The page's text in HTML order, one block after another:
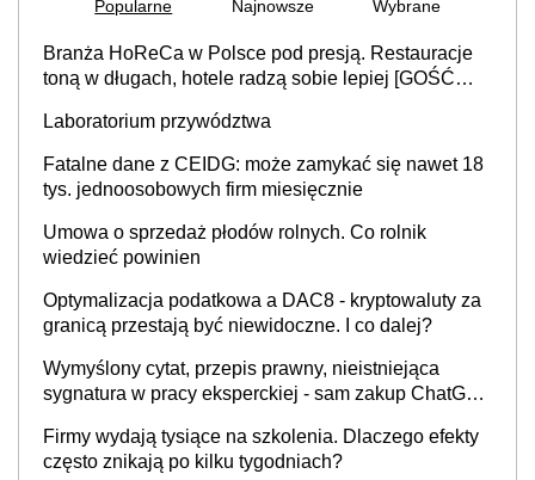
Popularne Najnowsze Wybrane
Branża HoReCa w Polsce pod presją. Restauracje
toną w długach, hotele radzą sobie lepiej [GOŚĆ
Laboratorium przywództwa
Fatalne dane z CEIDG: może zamykać się nawet 18
tys. jednoosobowych firm miesięcznie
Umowa o sprzedaż płodów rolnych. Co rolnik
wiedzieć powinien
Optymalizacja podatkowa a DAC8 - kryptowaluty za
granicą przestają być niewidoczne. I co dalej?
Wymyślony cytat, przepis prawny, nieistniejąca
sygnatura w pracy eksperckiej - sam zakup ChatGPT
Firmy wydają tysiące na szkolenia. Dlaczego efekty
często znikają po kilku tygodniach?